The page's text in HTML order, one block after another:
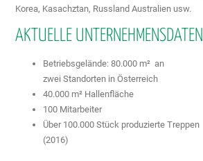
Korea, Kasachztan, Russland Australien usw.
AKTUELLE UNTERNEHMENSDATEN
Betriebsgelände: 80.000 m² an
zwei Standorten in Österreich
40.000 m² Hallenfläche
100 Mitarbeiter
Über 100.000 Stück produzierte Treppen
(2016)